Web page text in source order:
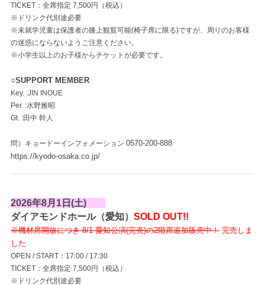
TICKET：全席指定 7,500円（税込）
※ドリンク代別途必要
※未就学児童は保護者の膝上観覧可能(椅子席に限る)ですが、周りのお客様
の迷惑にならないようご注意ください。
※小学生以上のお子様からチケットが必要です。
○SUPPORT MEMBER
Key. :JIN INOUE
Per. :水野雅昭
Gt. :田中 幹人
問）キョードーインフォメーション 0570-200-888
https://kyodo-osaka.co.jp/
2026年8月1日(土)
ダイアモンドホール（愛知） SOLD OUT!!
※機材席開放につき 8/1 愛知公演(完売)の2階席追加販売中！ 完売しま
した
OPEN / START：17:00 / 17:30
TICKET：全席指定 7,500円（税込）
※ドリンク代別途必要